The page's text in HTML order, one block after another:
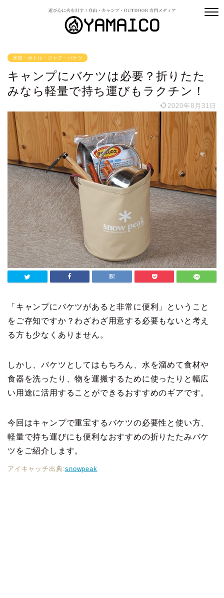
水筒・ボトル・ジャグ・バケツ
キャンプにバケツは必要？折りたた
みなら軽量で持ち運びもラクチン！
2020年8月31日
「キャンプにバケツがあると非常に便利」ということ
をご存知ですか？わざわざ用意する必要もないと考え
る方も少なくありません。
しかし、バケツとしてはもちろん、水を溜めて食材や
食器を洗ったり、物を運搬するために使ったりと幅広
い用途に活用することができるおすすめのギアです。
今回はキャンプで重宝するバケツの必要性と使い方、
軽量で持ち運びにも便利なおすすめの折りたたみバケ
ツをご紹介します。
アイキャッチ出典:snowpeak